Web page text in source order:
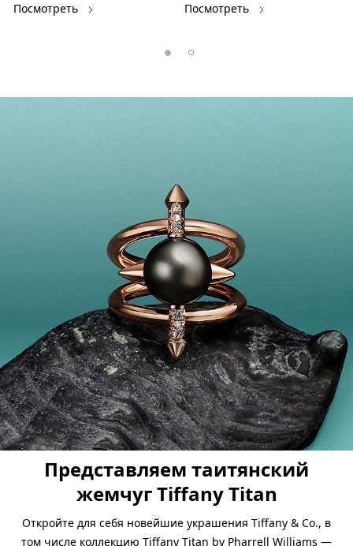
Посмотреть Посмотреть
Представляем таитянский
жемчуг Tiffany Titan
Откройте для себя новейшие украшения Tiffany & Co., в
том числе коллекцию Tiffany Titan by Pharrell Williams —